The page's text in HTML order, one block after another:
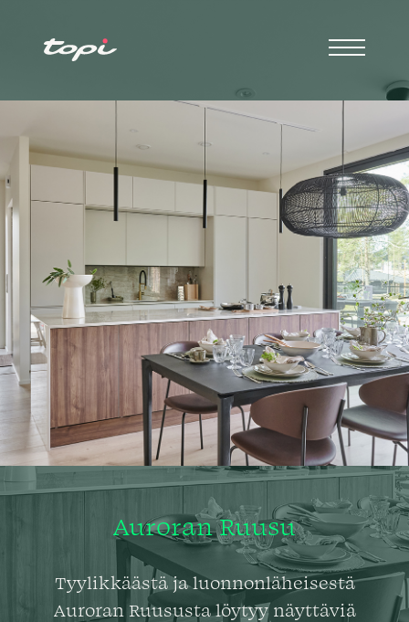
Auroran Ruusu
Tyylikkäästä ja luonnonläheisestä
Auroran Ruususta löytyy näyttäviä